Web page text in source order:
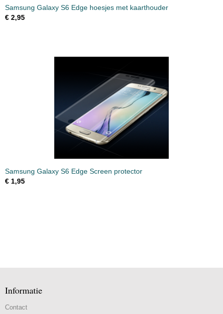
Samsung Galaxy S6 Edge hoesjes met kaarthouder
€ 2,95
Samsung Galaxy S6 Edge Screen protector
€ 1,95
Informatie
Contact